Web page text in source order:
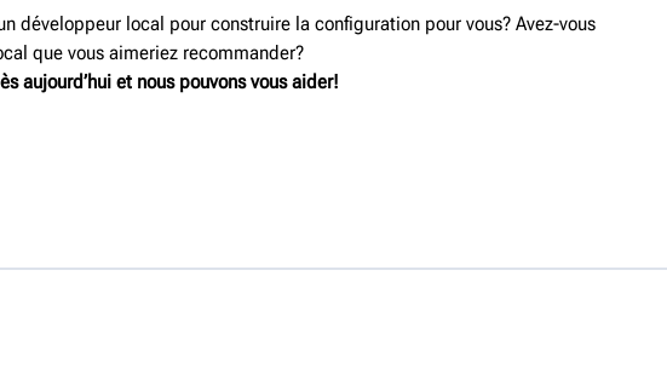
développeur local pour construire la configuration pour vous? Avez-vous
que vous aimeriez recommander?
aujourd’hui et nous pouvons vous aider!